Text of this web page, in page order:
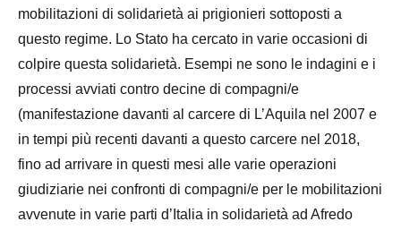
mobilitazioni di solidarietà ai prigionieri sottoposti a
questo regime. Lo Stato ha cercato in varie occasioni di
colpire questa solidarietà. Esempi ne sono le indagini e i
processi avviati contro decine di compagni/e
(manifestazione davanti al carcere di L’Aquila nel 2007 e
in tempi più recenti davanti a questo carcere nel 2018,
fino ad arrivare in questi mesi alle varie operazioni
giudiziarie nei confronti di compagni/e per le mobilitazioni
avvenute in varie parti d’Italia in solidarietà ad Afredo